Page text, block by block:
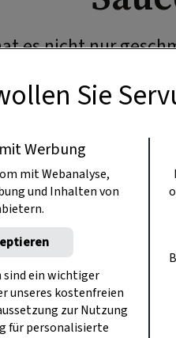
es nicht nur
nur von den
Sie
Werbung
mit Webanalyse,
und Inhalten von
sind ein wichtiger
unseres kostenfreien
zur Nutzung
für personalisierte